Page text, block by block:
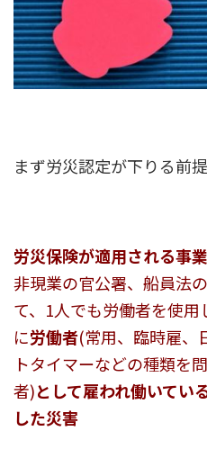
まず労災認定が下りる前
労災保険が適用される事業
非現業の官公署、船員法
て、1人でも労働者を使
に労働者(常用、臨時雇、
トタイマーなどの種類を
者)として雇われ働いてい
した災害